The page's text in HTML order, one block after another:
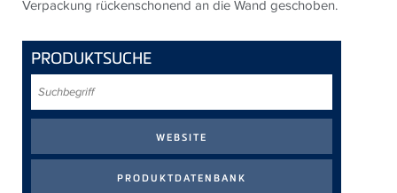
Verpackung rückenschonend an die Wand geschoben.
PRODUKTSUCHE